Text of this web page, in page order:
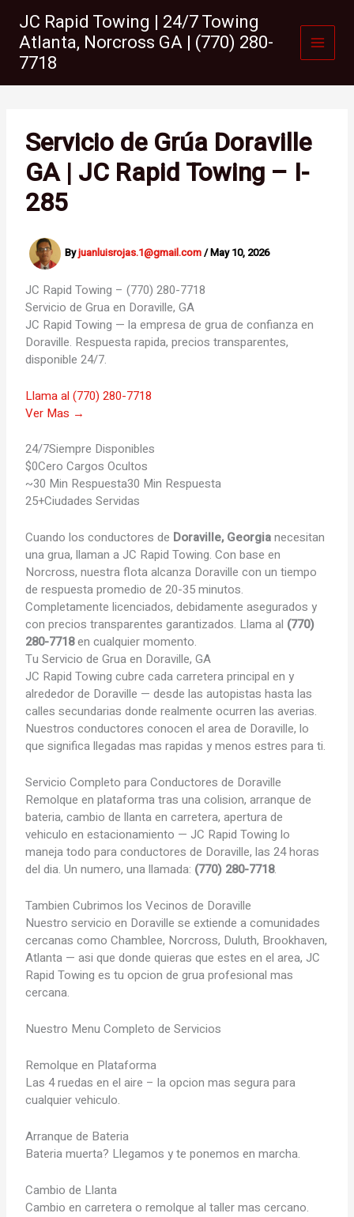
content
JC Rapid Towing | 24/7 Towing
Atlanta, Norcross GA | (770) 280-
7718
Servicio de Grúa Doraville
GA | JC Rapid Towing – I-
285
Byjuanluisrojas.1@gmail.com/May 10, 2026
JC Rapid Towing – (770) 280-7718
Servicio de Grua en Doraville, GA
JC Rapid Towing — la empresa de grua de confianza en
Doraville. Respuesta rapida, precios transparentes,
disponible 24/7.
Llama al (770) 280-7718
Ver Mas →
24/7Siempre Disponibles
$0Cero Cargos Ocultos
~30 Min Respuesta30 Min Respuesta
25+Ciudades Servidas
Cuando los conductores de Doraville, Georgianecesitan
una grua, llaman a JC Rapid Towing. Con base en
Norcross, nuestra flota alcanza Doraville con un tiempo
de respuesta promedio de 20-35 minutos.
Completamente licenciados, debidamente asegurados y
con precios transparentes garantizados. Llama al (770)
280-7718en cualquier momento.
TuServicio de Grua en Doraville, GA
JC Rapid Towing cubre cada carretera principal en y
alrededor de Doraville — desde las autopistas hasta las
calles secundarias donde realmente ocurren las averias.
Nuestros conductores conocen el area de Doraville, lo
que significa llegadas mas rapidas y menos estres para ti.
Servicio Completo para Conductores de Doraville
Remolque en plataforma tras una colision, arranque de
bateria, cambio de llanta en carretera, apertura de
vehiculo en estacionamiento — JC Rapid Towing lo
maneja todo para conductores de Doraville, las 24 horas
del dia. Un numero, una llamada: (770) 280-7718.
Tambien Cubrimos los Vecinos de Doraville
Nuestro servicio en Doraville se extiende a comunidades
cercanas como Chamblee, Norcross, Duluth, Brookhaven,
Atlanta — asi que donde quieras que estes en el area, JC
Rapid Towing es tu opcion de grua profesional mas
cercana.
Nuestro Menu Completo de Servicios
Remolque en Plataforma
Las 4 ruedas en el aire – la opcion mas segura para
cualquier vehiculo.
Arranque de Bateria
Bateria muerta? Llegamos y te ponemos en marcha.
Cambio de Llanta
Cambio en carretera o remolque al taller mas cercano.